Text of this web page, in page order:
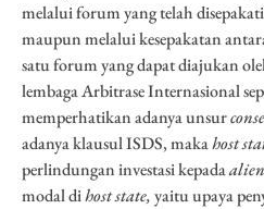
melalui forum yang telah
maupun melalui kesepakatan
satu forum yang dapat diajukan
lembaga Arbitrase Internasional
memperhatikan adanya unsur
adanya klausul ISDS, makahost
perlindungan investasi kepada
modal dihost state,yaitu upaya